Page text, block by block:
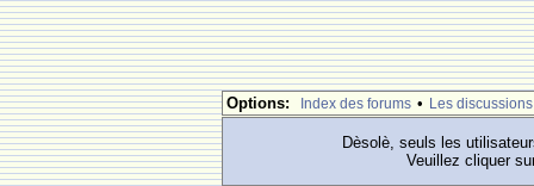
Options: Index des forums • Les discussions
Dèsolè, seuls les
Veuillez cliquer